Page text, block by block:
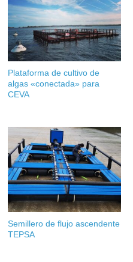
Plataforma de cultivo de
algas «conectada» para
CEVA
Semillero de flujo ascendente
TEPSA